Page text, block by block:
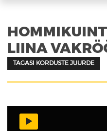
LIINA
TAGASI KORDUSTE JUURDE